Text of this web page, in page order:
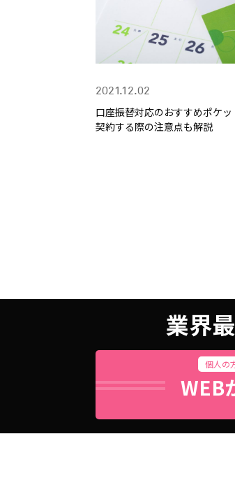
2021.12.02
口座振替対応のおすすめポケッ
契約する際の注意点も解説
業界
個人の
WEB